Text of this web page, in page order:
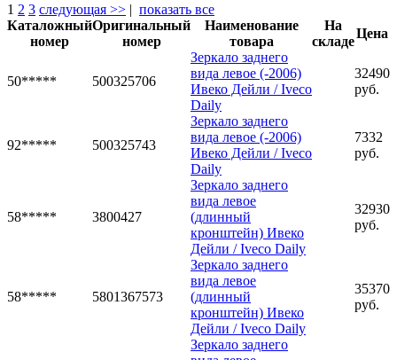
1 2 3 следующая >> | показать все
Каталожный
номер
Оригинальный
номер
Наименование
товара
На
складе
Цена
50***** 500325706
Зеркало заднего
вида левое (-2006)
Ивеко Дейли / Iveco
Daily
32490
руб.
92***** 500325743
Зеркало заднего
вида левое (-2006)
Ивеко Дейли / Iveco
Daily
7332
руб.
58***** 3800427
Зеркало заднего
вида левое
(длинный
кронштейн) Ивеко
Дейли / Iveco Daily
32930
руб.
58***** 5801367573
Зеркало заднего
вида левое
(длинный
кронштейн) Ивеко
Дейли / Iveco Daily
35370
руб.
Зеркало заднего